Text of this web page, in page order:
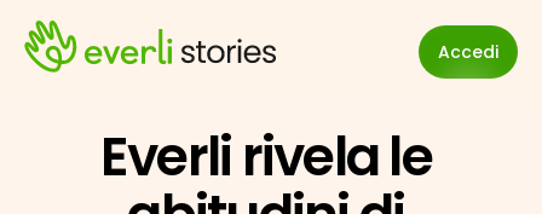
Accedi
Everli rivela le